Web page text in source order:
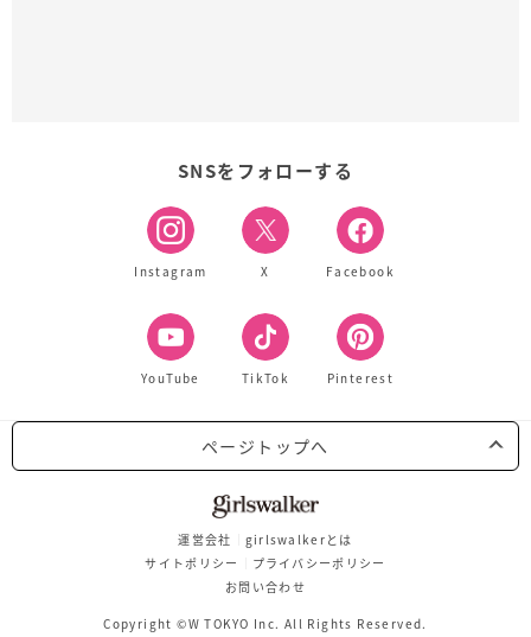
SNSをフォローする
Instagram X Facebook
YouTube TikTok Pinterest
ページトップへ
運営会社
girlswalkerとは
サイトポリシー
プライバシーポリシー
お問い合わせ
Copyright ©W TOKYO Inc. All Rights Reserved.